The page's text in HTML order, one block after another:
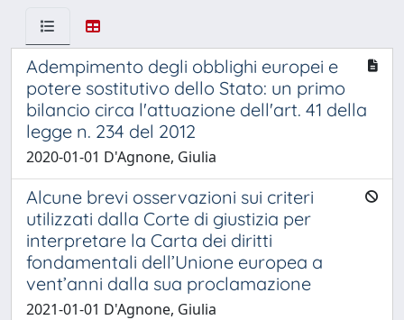
Adempimento degli obblighi europei e
potere sostitutivo dello Stato: un primo
bilancio circa l'attuazione dell'art. 41 della
legge n. 234 del 2012
2020-01-01 D'Agnone, Giulia
Alcune brevi osservazioni sui criteri
utilizzati dalla Corte di giustizia per
interpretare la Carta dei diritti
fondamentali dell’Unione europea a
vent’anni dalla sua proclamazione
2021-01-01 D'Agnone, Giulia